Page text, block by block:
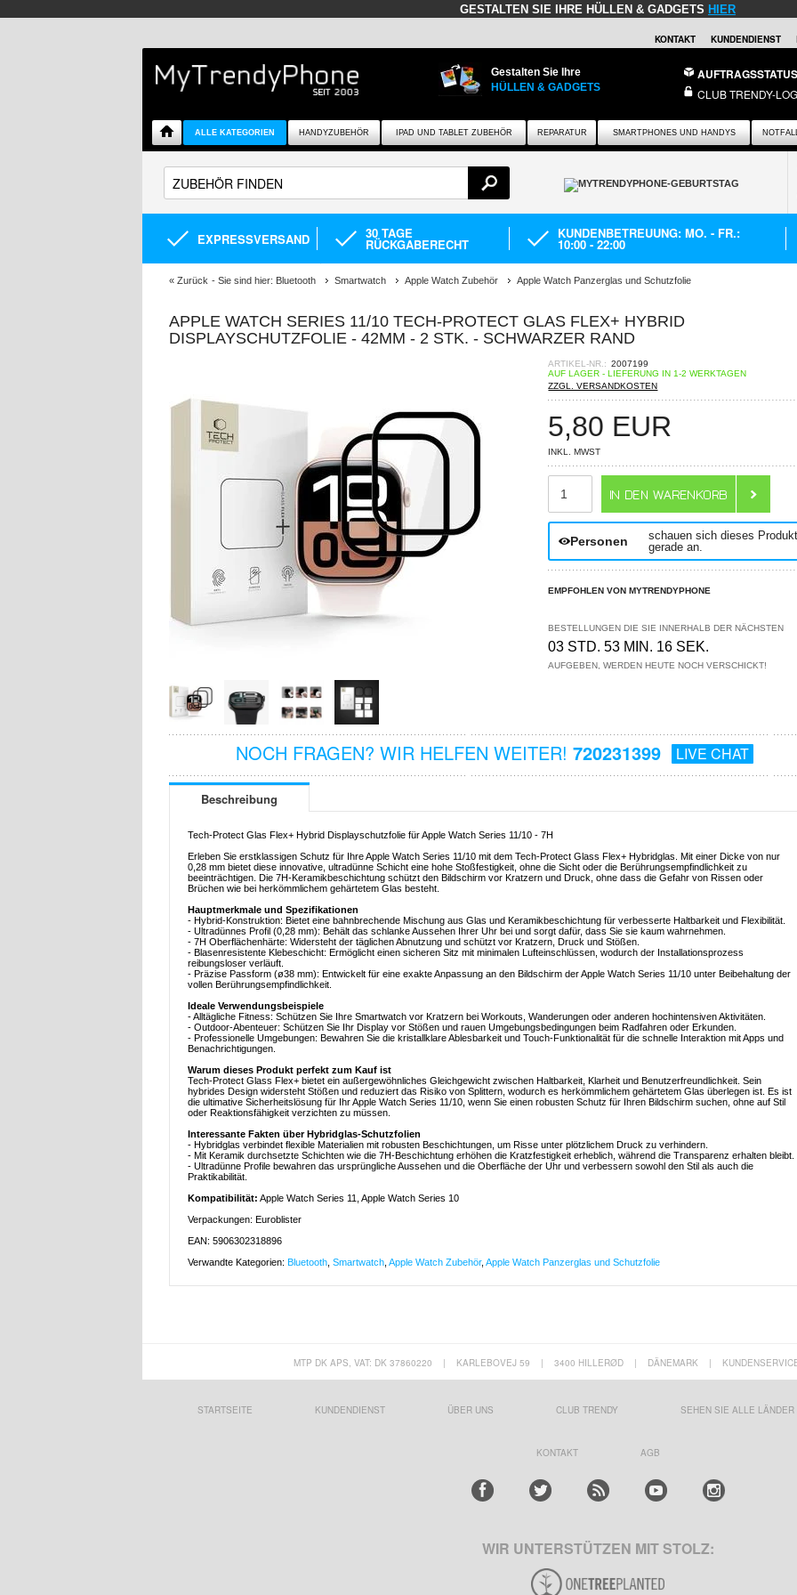
GESTALTEN SIE IHRE HÜLLEN & GADGETS HIER
KONTAKT KUNDENDIENST
Gestalten Sie Ihre
HÜLLEN & GADGETS
AUFTRAGSSTATUS
CLUB TRENDY-
ALLE KATEGORIEN HANDYZUBEHÖR IPAD UND TABLET ZUBEHÖR REPARATUR SMARTPHONES UND HANDYS
EXPRESSVERSAND 30 TAGE
RÜCKGABERECHT
KUNDENBETREUUNG: MO. - FR.:
10:00 - 22:00
« Zurück - Sie sind hier: Bluetooth Smartwatch Apple Watch Zubehör Apple Watch Panzerglas und Schutzfolie
APPLE WATCH SERIES 11/10 TECH-PROTECT GLAS FLEX+ HYBRID
DISPLAYSCHUTZFOLIE - 42MM - 2 STK. - SCHWARZER RAND
ARTIKEL-NR.: 2007199
AUF LAGER - LIEFERUNG IN 1-2 WERKTAGEN
ZZGL. VERSANDKOSTEN
5,80 EUR
INKL. MWST
Personen
schauen sich dieses Produkt
gerade an.
EMPFOHLEN VON MYTRENDYPHONE
BESTELLUNGEN DIE SIE INNERHALB DER NÄCHSTEN
03 STD. 53 MIN. 15 SEK.
AUFGEBEN, WERDEN HEUTE NOCH VERSCHICKT!
NOCH FRAGEN? WIR HELFEN WEITER! 720231399 LIVE CHAT
Beschreibung
Tech-Protect Glas Flex+ Hybrid Displayschutzfolie für Apple Watch Series 11/10 - 7H
Erleben Sie erstklassigen Schutz für Ihre Apple Watch Series 11/10 mit dem Tech-Protect Glass Flex+ Hybridglas. Mit einer Dicke von nur
0,28 mm bietet diese innovative, ultradünne Schicht eine hohe Stoßfestigkeit, ohne die Sicht oder die Berührungsempfindlichkeit zu
beeinträchtigen. Die 7H-Keramikbeschichtung schützt den Bildschirm vor Kratzern und Druck, ohne dass die Gefahr von Rissen oder
Brüchen wie bei herkömmlichem gehärtetem Glas besteht.
Hauptmerkmale und Spezifikationen
- Hybrid-Konstruktion: Bietet eine bahnbrechende Mischung aus Glas und Keramikbeschichtung für verbesserte Haltbarkeit und Flexibilität.
- Ultradünnes Profil (0,28 mm): Behält das schlanke Aussehen Ihrer Uhr bei und sorgt dafür, dass Sie sie kaum wahrnehmen.
- 7H Oberflächenhärte: Widersteht der täglichen Abnutzung und schützt vor Kratzern, Druck und Stößen.
- Blasenresistente Klebeschicht: Ermöglicht einen sicheren Sitz mit minimalen Lufteinschlüssen, wodurch der Installationsprozess
reibungsloser verläuft.
- Präzise Passform (ø38 mm): Entwickelt für eine exakte Anpassung an den Bildschirm der Apple Watch Series 11/10 unter Beibehaltung der
vollen Berührungsempfindlichkeit.
Ideale Verwendungsbeispiele
- Alltägliche Fitness: Schützen Sie Ihre Smartwatch vor Kratzern bei Workouts, Wanderungen oder anderen hochintensiven Aktivitäten.
- Outdoor-Abenteuer: Schützen Sie Ihr Display vor Stößen und rauen Umgebungsbedingungen beim Radfahren oder Erkunden.
- Professionelle Umgebungen: Bewahren Sie die kristallklare Ablesbarkeit und Touch-Funktionalität für die schnelle Interaktion mit Apps und
Benachrichtigungen.
Warum dieses Produkt perfekt zum Kauf ist
Tech-Protect Glass Flex+ bietet ein außergewöhnliches Gleichgewicht zwischen Haltbarkeit, Klarheit und Benutzerfreundlichkeit. Sein
hybrides Design widersteht Stößen und reduziert das Risiko von Splittern, wodurch es herkömmlichem gehärtetem Glas überlegen ist. Es ist
die ultimative Sicherheitslösung für Ihr Apple Watch Series 11/10, wenn Sie einen robusten Schutz für Ihren Bildschirm suchen, ohne auf Stil
oder Reaktionsfähigkeit verzichten zu müssen.
Interessante Fakten über Hybridglas-Schutzfolien
- Hybridglas verbindet flexible Materialien mit robusten Beschichtungen, um Risse unter plötzlichem Druck zu verhindern.
- Mit Keramik durchsetzte Schichten wie die 7H-Beschichtung erhöhen die Kratzfestigkeit erheblich, während die Transparenz erhalten bleibt.
- Ultradünne Profile bewahren das ursprüngliche Aussehen und die Oberfläche der Uhr und verbessern sowohl den Stil als auch die
Praktikabilität.
Kompatibilität: Apple Watch Series 11, Apple Watch Series 10
Verpackungen: Euroblister
EAN: 5906302318896
Verwandte Kategorien: Bluetooth Smartwatch Apple Watch Zubehör, Apple Watch Panzerglas und Schutzfolie
MTP DK APS, VAT: DK 37860220 | KARLEBOVEJ 59 | 3400 HILLERØD | DÄNEMARK |
STARTSEITE KUNDENDIENST ÜBER UNS CLUB TRENDY SEHEN SIE ALLE LÄNDER
KONTAKT AGB
WIR UNTERSTÜTZEN MIT STOLZ: